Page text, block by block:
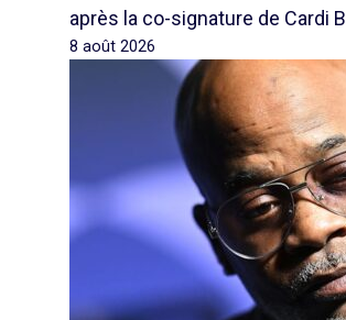
après la co-signature de Cardi B
8 août 2026